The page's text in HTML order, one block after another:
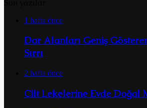
1 hafta önce
Dar Alanları Geniş
Sırrı
2 hafta önce
Cilt Lekelerine Evde Doğal